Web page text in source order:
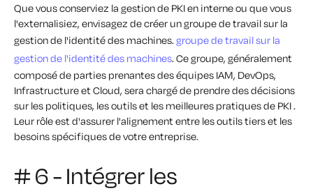
Que vous conserviez la gestion de PKI en interne ou que vous
l'externalisiez, envisagez de créer un groupe de travail sur la
gestion de l'identité des machines.groupe de travail sur la
gestion de l'identité des machines. Ce groupe, généralement
composé de parties prenantes des équipes IAM, DevOps,
Infrastructure et Cloud, sera chargé de prendre des décisions
sur les politiques, les outils et les meilleures pratiques de PKI .
Leur rôle est d'assurer l'alignement entre les outils tiers et les
besoins spécifiques de votre entreprise.
# 6 - Intégrer les